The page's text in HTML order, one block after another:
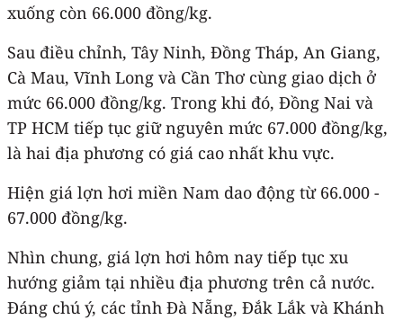
xuống còn 66.000 đồng/kg.
Sau điều chỉnh, Tây Ninh, Đồng Tháp, An Giang,
Cà Mau, Vĩnh Long và Cần Thơ cùng giao dịch ở
mức 66.000 đồng/kg. Trong khi đó, Đồng Nai và
TP HCM tiếp tục giữ nguyên mức 67.000 đồng/kg,
là hai địa phương có giá cao nhất khu vực.
Hiện giá lợn hơi miền Nam dao động từ 66.000 -
67.000 đồng/kg.
Nhìn chung, giá lợn hơi hôm nay tiếp tục xu
hướng giảm tại nhiều địa phương trên cả nước.
Đáng chú ý, các tỉnh Đà Nẵng, Đắk Lắk và Khánh